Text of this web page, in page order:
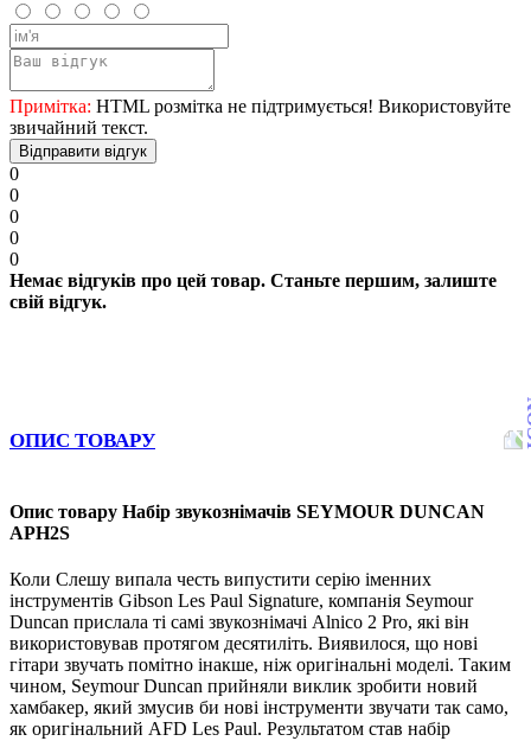
Примітка: HTML розмітка не підтримується! Використовуйте
звичайний текст.
Відправити відгук
0
0
0
0
0
Немає відгуків про цей товар. Станьте першим, залиште
свій відгук.
ОПИС ТОВАРУ
Опис товару Набір звукознімачів SEYMOUR DUNCAN
APH2S
Коли Слешу випала честь випустити серію іменних
інструментів Gibson Les Paul Signature, компанія Seymour
Duncan прислала ті самі звукознімачі Alnico 2 Pro, які він
використовував протягом десятиліть. Виявилося, що нові
гітари звучать помітно інакше, ніж оригінальні моделі. Таким
чином, Seymour Duncan прийняли виклик зробити новий
хамбакер, який змусив би нові інструменти звучати так само,
як оригінальний AFD Les Paul. Результатом став набір